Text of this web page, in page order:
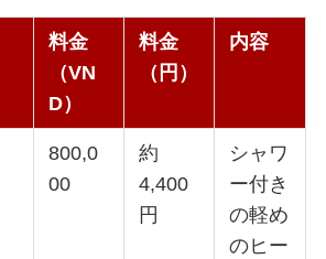
料金
（VN
D）
料金
（円）
内容
800,0
00
約
4,400
円
シャワ
ー付き
の軽め
のヒー